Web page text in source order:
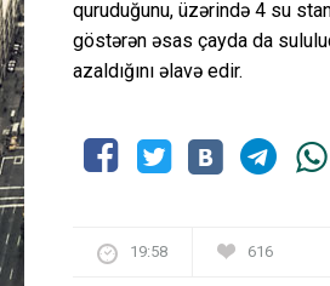
quruduğunu, üzərində 4 su
göstərən əsas çayda da
azaldığını əlavə edir.
19:58 616